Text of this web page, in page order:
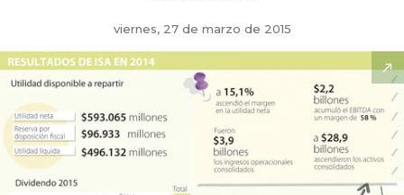
viernes, 27 de marzo de 2015